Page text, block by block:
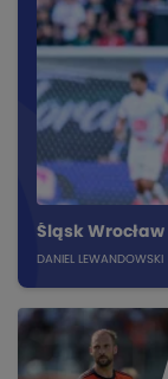
Śląsk
DANIEL LEWANDOWSKI